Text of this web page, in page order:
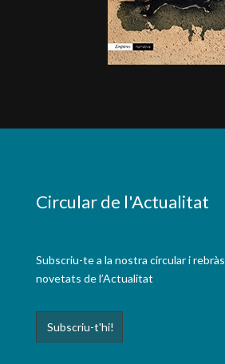
Circular de l'Actualitat
Subscriu-te a la nostra circular i
novetats de l’Actualitat